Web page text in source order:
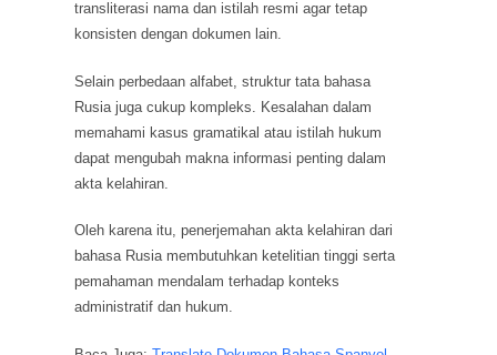
transliterasi nama dan istilah resmi agar tetap
konsisten dengan dokumen lain.
Selain perbedaan alfabet, struktur tata bahasa
Rusia juga cukup kompleks. Kesalahan dalam
memahami kasus gramatikal atau istilah hukum
dapat mengubah makna informasi penting dalam
akta kelahiran.
Oleh karena itu, penerjemahan akta kelahiran dari
bahasa Rusia membutuhkan ketelitian tinggi serta
pemahaman mendalam terhadap konteks
administratif dan hukum.